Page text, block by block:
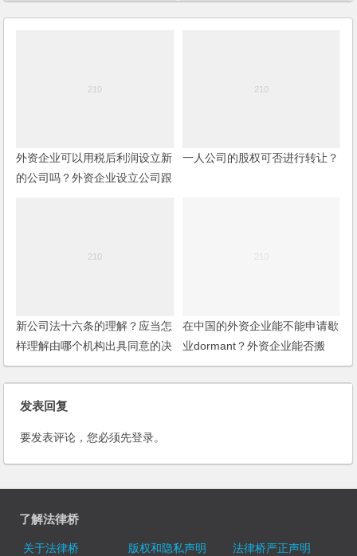
外资企业可以用税后利润设立新
的公司吗？外资企业设立公司跟
一人公司的股权可否进行转让？
新公司法十六条的理解？应当怎
样理解由哪个机构出具同意的决
议？
在中国的外资企业能不能申请歇
业dormant？外资企业能否搬
迁？如何操作？
发表回复
要发表评论，您必须先登录。
了解法律桥
关于法律桥 版权和隐私声明
法律桥严正声明